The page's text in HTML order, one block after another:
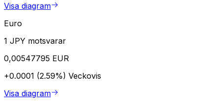
Visa diagram
Euro
1 JPY motsvarar
0,00547795 EUR
+0.0001 (2.59%) Veckovis
Visa diagram